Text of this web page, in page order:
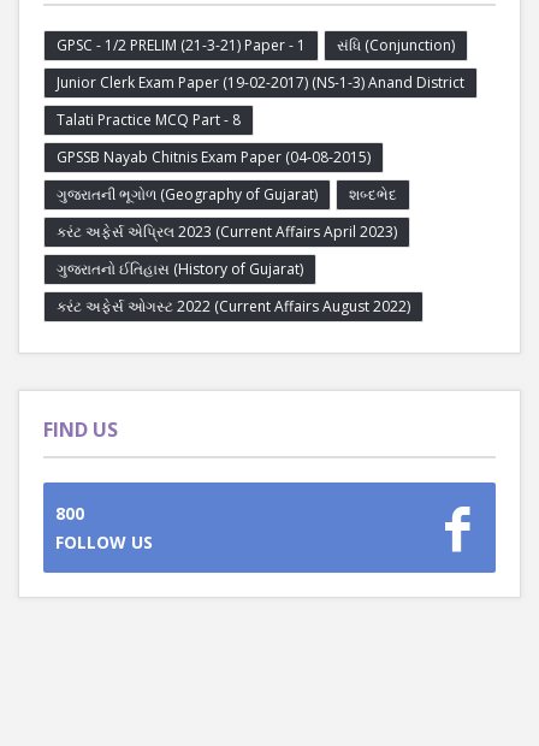
GPSC - 1/2 PRELIM (21-3-21) Paper - 1
સંધિ (Conjunction)
Junior Clerk Exam Paper (19-02-2017) (NS-1-3) Anand District
Talati Practice MCQ Part - 8
GPSSB Nayab Chitnis Exam Paper (04-08-2015)
ગુજરાતની ભૂગોળ (Geography of Gujarat)
શબ્દભેદ
કરંટ અફેર્સ એપ્રિલ 2023 (Current Affairs April 2023)
ગુજરાતનો ઈતિહાસ (History of Gujarat)
કરંટ અફેર્સ ઓગસ્ટ 2022 (Current Affairs August 2022)
FIND US
800
FOLLOW US